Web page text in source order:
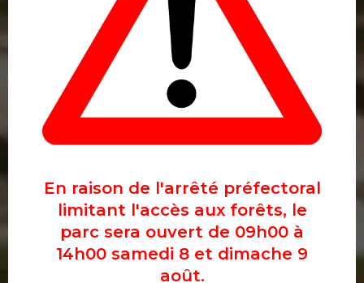
En raison de l'arrêté préfectoral
limitant l'accès aux forêts, le
parc sera ouvert de 09h00 à
14h00 samedi 8 et dimache 9
août.